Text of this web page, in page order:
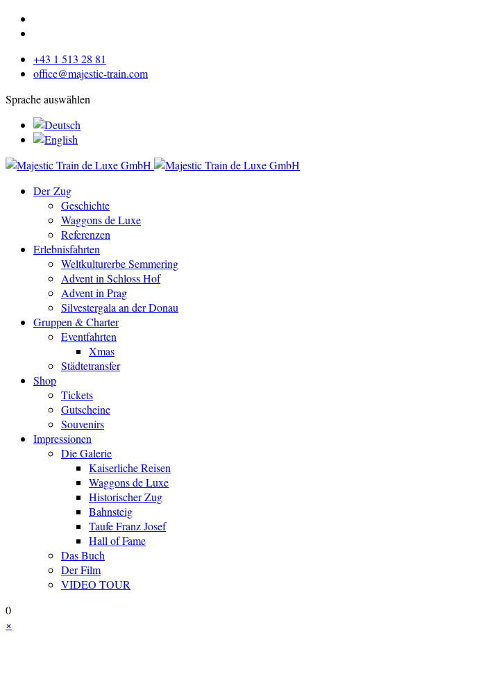
+43 1 513 28 81
office@majestic-train.com
Sprache auswählen
Der Zug
Geschichte
Waggons de Luxe
Referenzen
Erlebnisfahrten
Weltkulturerbe Semmering
Advent in Schloss Hof
Advent in Prag
Silvestergala an der Donau
Gruppen & Charter
Eventfahrten
Xmas
Städtetransfer
Shop
Tickets
Gutscheine
Souvenirs
Impressionen
Die Galerie
Kaiserliche Reisen
Waggons de Luxe
Historischer Zug
Bahnsteig
Taufe Franz Josef
Hall of Fame
Das Buch
Der Film
VIDEO TOUR
0
×